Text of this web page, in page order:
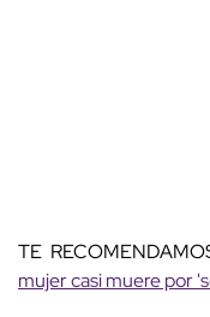
TE
mujer casi muere por